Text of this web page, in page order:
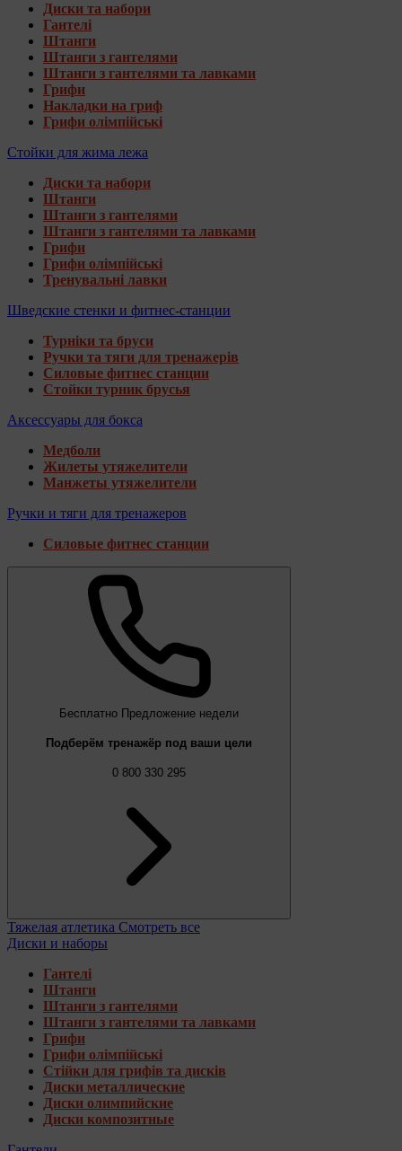
Диски та набори
Гантелі
Штанги
Штанги з гантелями
Штанги з гантелями та лавками
Грифи
Накладки на гриф
Грифи олімпійські
Стойки для жима лежа
Диски та набори
Штанги
Штанги з гантелями
Штанги з гантелями та лавками
Грифи
Грифи олімпійські
Тренувальні лавки
Шведские стенки и фитнес-станции
Турніки та бруси
Ручки та тяги для тренажерів
Силовые фитнес станции
Стойки турник брусья
Аксессуары для бокса
Медболи
Жилеты утяжелители
Манжеты утяжелители
Ручки и тяги для тренажеров
Силовые фитнес станции
Бесплатно Предложение недели
Подберём тренажёр под ваши цели
0 800 330 295
Тяжелая атлетика Смотреть все
Диски и наборы
Гантелі
Штанги
Штанги з гантелями
Штанги з гантелями та лавками
Грифи
Грифи олімпійські
Стійки для грифів та дисків
Диски металлические
Диски олимпийские
Диски композитные